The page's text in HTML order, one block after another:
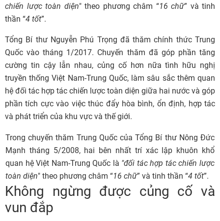
chiến lược toàn diện" theo phương châm “16 chữ” và tinh
thần “4 tốt”.
Tổng Bí thư Nguyễn Phú Trọng đã thăm chính thức Trung
Quốc vào tháng 1/2017. Chuyến thăm đã góp phần tăng
cường tin cậy lẫn nhau, củng cố hơn nữa tình hữu nghị
truyền thống Việt Nam-Trung Quốc, làm sâu sắc thêm quan
hệ đối tác hợp tác chiến lược toàn diện giữa hai nước và góp
phần tích cực vào việc thúc đẩy hòa bình, ổn định, hợp tác
và phát triển của khu vực và thế giới.
Trong chuyến thăm Trung Quốc của Tổng Bí thư Nông Đức
Mạnh tháng 5/2008, hai bên nhất trí xác lập khuôn khổ
quan hệ Việt Nam-Trung Quốc là "đối tác hợp tác chiến lược
toàn diện" theo phương châm “16 chữ” và tinh thần “4 tốt”.
Không ngừng được củng cố và
vun đắp